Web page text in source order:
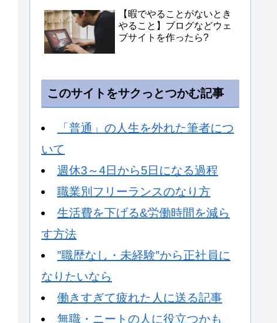
【暇でやることがないとき
やること】ブログなどウェ
ブサイトを作ったら?
このサイトをサクっとつかむ記事
「普通」の人生を外れた筆者につ
いて
週休3～4日から5日になる過程
職業別フリーランスのなり方
生活費を下げる&労働時間を減ら
す方法
”職歴なし・未経験”から正社員に
なりたいなら
働きすぎて疲れた人に送る記事
無職・ニートの人に役立つかも